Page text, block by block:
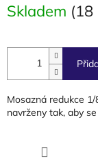
Skladem (18
Mosazná redukce
navrženy tak, aby